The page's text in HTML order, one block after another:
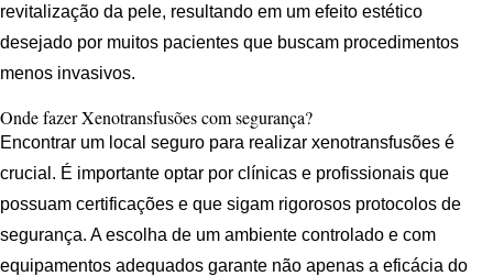
revitalização da pele, resultando em um efeito estético
desejado por muitos pacientes que buscam procedimentos
menos invasivos.
Onde fazer Xenotransfusões com segurança?
Encontrar um local seguro para realizar xenotransfusões é
crucial. É importante optar por clínicas e profissionais que
possuam certificações e que sigam rigorosos protocolos de
segurança. A escolha de um ambiente controlado e com
equipamentos adequados garante não apenas a eficácia do